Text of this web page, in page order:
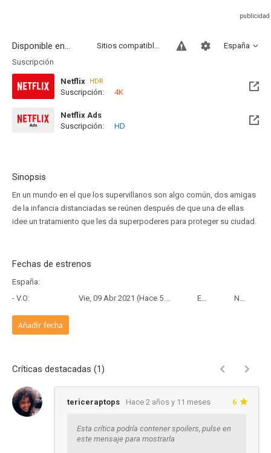
Disponible en... España
Sitios compatibles
Suscripción
Netflix HDR
Suscripción: 4K
Netflix Ads
Suscripción:
HD
Sinopsis
En un mundo en el que los supervillanos son algo común, dos amigas
de la infancia distanciadas se reúnen después de que una de ellas
idee un tratamiento que les da superpoderes para proteger su ciudad.
Fechas de estrenos
España:
- V.O:
Vie, 09 Abr 2021 (Hace 5 años y 3 meses) Estreno Netflix
Añadir fecha
Críticas destacadas (1)
tericeraptops Hace 2 años y 11 meses 6
Esta crítica podría contener spoilers, pulse en
este mensaje para mostrarla